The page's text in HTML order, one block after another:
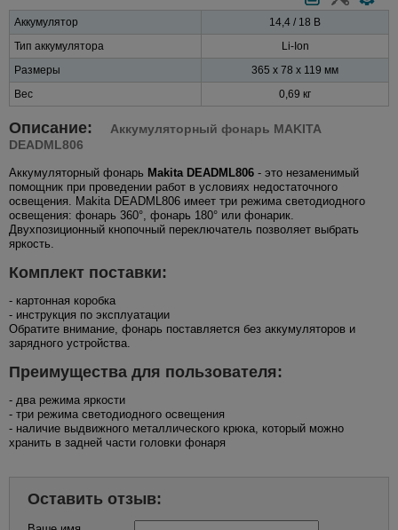
Аккумулятор
14,4 / 18 В
Тип аккумулятора
Li-Ion
Размеры
365 x 78 x 119 мм
Вес
0,69 кг
Описание:
Аккумуляторный фонарь MAKITA
DEADML806
Аккумуляторный фонарь Makita DEADML806 - это незаменимый
помощник при проведении работ в условиях недостаточного
освещения. Makita DEADML806 имеет три режима светодиодного
освещения: фонарь 360°, фонарь 180° или фонарик.
Двухпозиционный кнопочный переключатель позволяет выбрать
яркость.
Комплект поставки:
- картонная коробка
- инструкция по эксплуатации
Обратите внимание, фонарь поставляется без аккумуляторов и
зарядного устройства.
Преимущества для пользователя:
- два режима яркости
- три режима светодиодного освещения
- наличие выдвижного металлического крюка, который можно
хранить в задней части головки фонаря
Оставить отзыв: